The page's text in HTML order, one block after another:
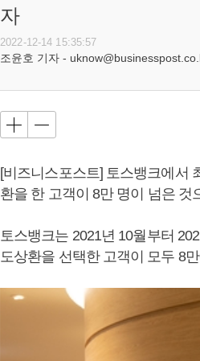
자
2022-12-14 15:35:57
조윤호 기자 -
[비즈니스포스트] 토스뱅크에서
환을 한 고객이 8만 명이 넘은 것
토스뱅크는 2021년 10월부터
도상환을 선택한 고객이 모두 8